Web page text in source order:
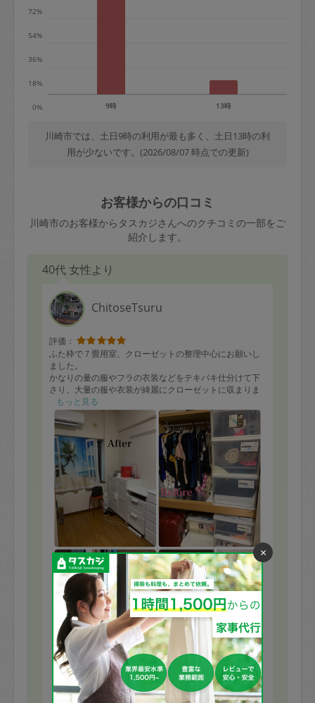
0%
18%
36%
54%
72%
9時 13時
川崎市では、土日9時の利用が最も多く、土日13時の利
用が少ないです。(2026/08/07 時点での更新)
お客様からの口コミ
川崎市のお客様からタスカジさんへのクチコミの一部をご
紹介します。
40代 女性より
ChitoseTsuru
評価：
ふた枠で７畳用室、クローゼットの整理中心にお願いし
ました。
かなりの量の服やフラの衣装などをテキパキ仕分けて下
さり、大量の服や衣装が綺麗にクローゼットに収まりま
した。
元から捨てる予定のもの以外、捨てた方が良いとか強要
するようなこともなく、楽しく整理整頓できました。
もっと見る
※依頼者の依頼当時の主観的な感想です。
×